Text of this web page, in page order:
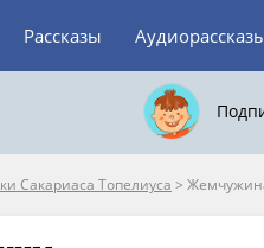
Рассказы
Сакариаса Топелиуса >